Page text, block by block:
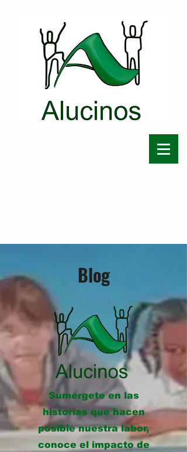
Blog
Sumérgete en las
historias que hacen
posible nuestra labor,
conoce el impacto de